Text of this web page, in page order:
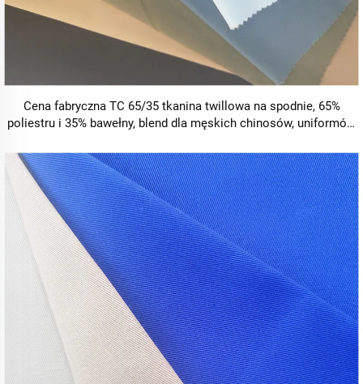
Cena fabryczna TC 65/35 tkanina twillowa na spodnie, 65%
poliestru i 35% bawełny, blend dla męskich chinosów, uniformów